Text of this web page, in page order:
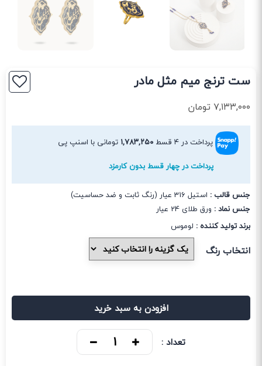
ست ترنج میم مثل مادر
۷,۱۳۳,۰۰۰ تومان
پرداخت در ۴ قسط ۱,۷۸۳,۲۵۰ تومانی با اسنپ پی
پرداخت در چهار قسط بدون کارمزد
جنس قالب : استیل 316 عیار (رنگ ثابت و ضد حساسیت)
جنس نماد : ورق طلای 24 عیار
برند تولید کننده : لوموس
انتخاب رنگ
افزودن به سبد خرید
تعداد :